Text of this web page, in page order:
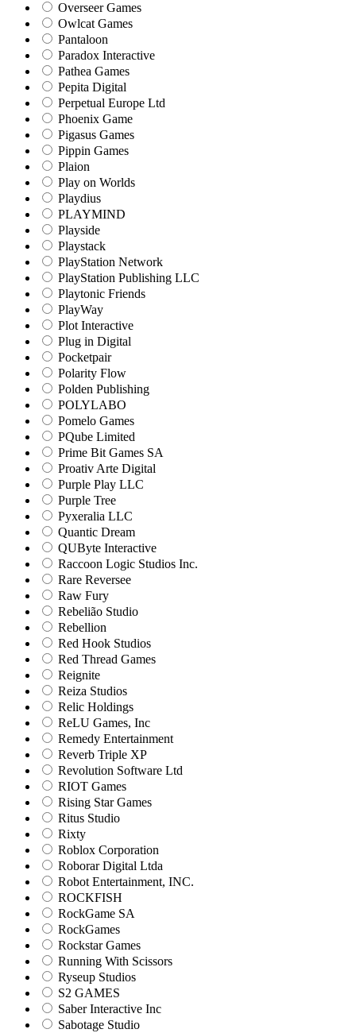
Overseer Games
Owlcat Games
Pantaloon
Paradox Interactive
Pathea Games
Pepita Digital
Perpetual Europe Ltd
Phoenix Game
Pigasus Games
Pippin Games
Plaion
Play on Worlds
Playdius
PLAYMIND
Playside
Playstack
PlayStation Network
PlayStation Publishing LLC
Playtonic Friends
PlayWay
Plot Interactive
Plug in Digital
Pocketpair
Polarity Flow
Polden Publishing
POLYLABO
Pomelo Games
PQube Limited
Prime Bit Games SA
Proativ Arte Digital
Purple Play LLC
Purple Tree
Pyxeralia LLC
Quantic Dream
QUByte Interactive
Raccoon Logic Studios Inc.
Rare Reversee
Raw Fury
Rebelião Studio
Rebellion
Red Hook Studios
Red Thread Games
Reignite
Reiza Studios
Relic Holdings
ReLU Games, Inc
Remedy Entertainment
Reverb Triple XP
Revolution Software Ltd
RIOT Games
Rising Star Games
Ritus Studio
Rixty
Roblox Corporation
Roborar Digital Ltda
Robot Entertainment, INC.
ROCKFISH
RockGame SA
RockGames
Rockstar Games
Running With Scissors
Ryseup Studios
S2 GAMES
Saber Interactive Inc
Sabotage Studio